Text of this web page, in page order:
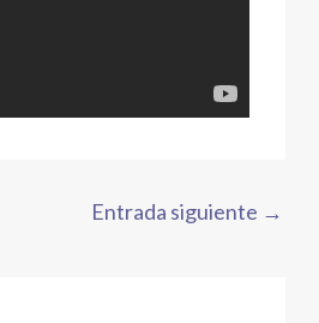
Entrada siguiente →